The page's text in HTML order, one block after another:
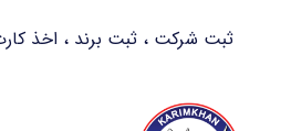
ثبت شرکت ، ثبت برند ، اخذ کارت